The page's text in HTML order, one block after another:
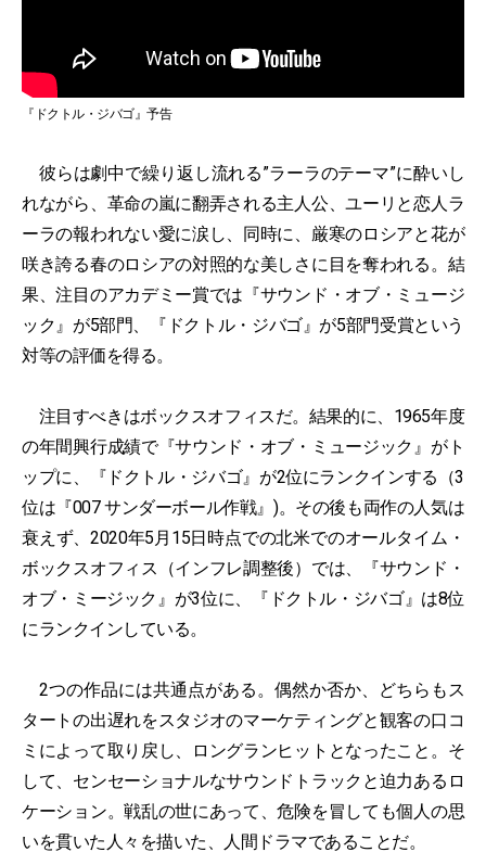
『ドクトル・ジバゴ』予告
彼らは劇中で繰り返し流れる”ラーラのテーマ”に酔いし
れながら、革命の嵐に翻弄される主人公、ユーリと恋人ラ
ーラの報われない愛に涙し、同時に、厳寒のロシアと花が
咲き誇る春のロシアの対照的な美しさに目を奪われる。結
果、注目のアカデミー賞では『サウンド・オブ・ミュージ
ック』が5部門、『ドクトル・ジバゴ』が5部門受賞という
対等の評価を得る。
注目すべきはボックスオフィスだ。結果的に、1965年度
の年間興行成績で『サウンド・オブ・ミュージック』がト
ップに、『ドクトル・ジバゴ』が2位にランクインする（3
位は『007 サンダーボール作戦』)。その後も両作の人気は
衰えず、2020年5月15日時点での北米でのオールタイム・
ボックスオフィス（インフレ調整後）では、『サウンド・
オブ・ミージック』が3位に、『ドクトル・ジバゴ』は8位
にランクインしている。
2つの作品には共通点がある。偶然か否か、どちらもス
タートの出遅れをスタジオのマーケティングと観客の口コ
ミによって取り戻し、ロングランヒットとなったこと。そ
して、センセーショナルなサウンドトラックと迫力あるロ
ケーション。戦乱の世にあって、危険を冒しても個人の思
いを貫いた人々を描いた、人間ドラマであることだ。